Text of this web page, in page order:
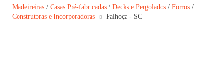
Madeireiras / Casas Pré-fabricadas / Decks e Pergolados / Forros /
Construtoras e Incorporadoras
Palhoça - SC